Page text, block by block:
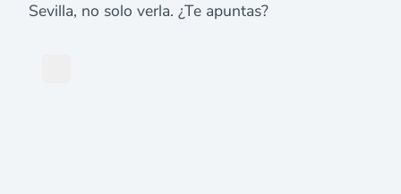
Sevilla, no solo verla. ¿Te apuntas?